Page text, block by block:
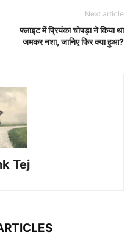
Next article
फ्लाइट में प्रियंका चोपड़ा ने किया था
जमकर नशा, जानिए फिर क्या हुआ?
Tej